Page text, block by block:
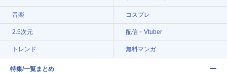
音楽 コスプレ
2.5次元 配信・Vtuber
トレンド 無料マンガ
特集/一覧まとめ